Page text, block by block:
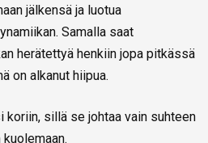
jälkensä ja luotua
Samalla saat
herätettyä henkiin jopa pitkässä
on alkanut hiipua.
koriin, sillä se johtaa vain suhteen